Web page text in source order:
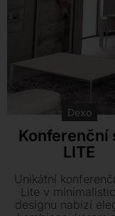
Dexo
Konferenční
LITE
Unikátní
Lite v
designu nabízí